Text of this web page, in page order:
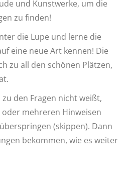
und Kunstwerke, um die
zu finden!
die Lupe und lerne die
eine neue Art kennen! Die
zu all den schönen Plätzen,
den Fragen nicht weißt,
mehreren Hinweisen
(skippen). Dann
bekommen, wie es weiter